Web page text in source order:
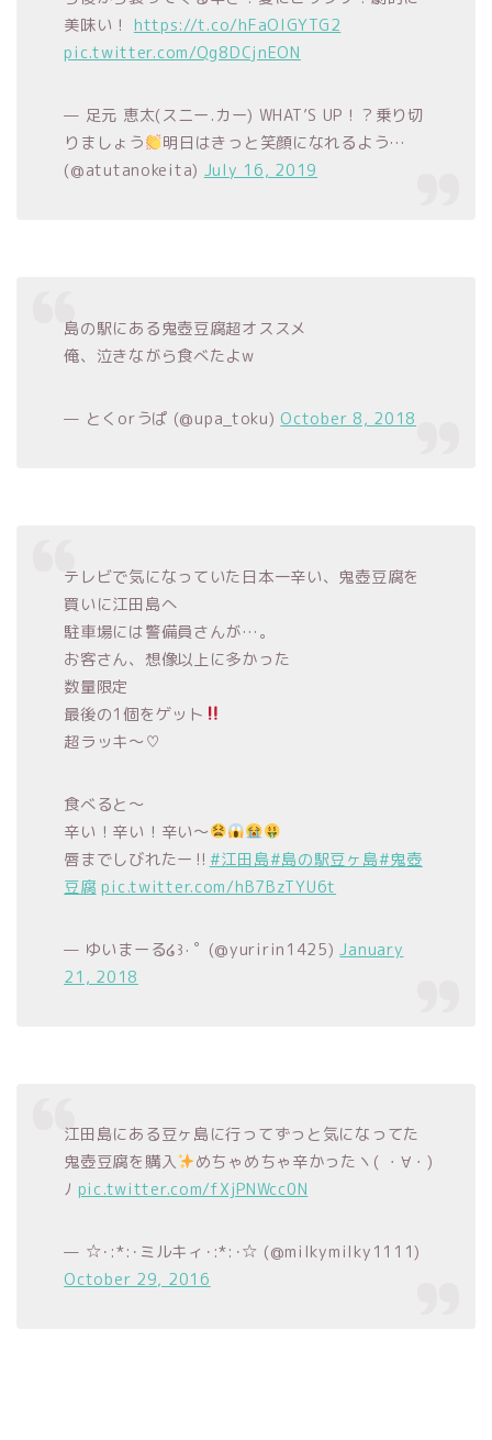
美味い！ https://t.co/hFaOIGYTG2
pic.twitter.com/Qg8DCjnEON
— 足元 恵太(スニー.カー) WHAT’S UP！？乗り切
りましょう
明日はきっと笑顔になれるよう…
(@atutanokeita) July 16, 2019
島の駅にある鬼壺豆腐超オススメ
俺、泣きながら食べたよw
— とくorうぱ (@upa_toku) October 8, 2018
テレビで気になっていた日本一辛い、鬼壺豆腐を
買いに江田島へ
駐車場には警備員さんが…。
お客さん、想像以上に多かった
数量限定
最後の1個をゲット
超ラッキ〜♡
食べると〜
辛い！辛い！辛い〜
唇までしびれたー‼︎ #江田島#島の駅豆ヶ島#鬼壺
豆腐 pic.twitter.com/hB7BzTYU6t
— ゆいまーる໒꒱· ﾟ (@yuririn1425)January
21, 2018
江田島にある豆ヶ島に行ってずっと気になってた
鬼壺豆腐を購入
めちゃめちゃ辛かったヽ( ・∀・)
ﾉ pic.twitter.com/fXjPNWcc0N
— ☆･:*:･ミルキィ･:*:･☆ (@milkymilky1111)
October 29, 2016